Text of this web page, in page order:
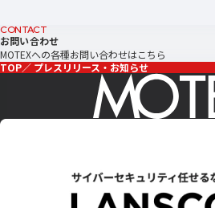
CONTACT
お問い合わせ
MOTEXへの各種お問い合わせはこちら
TOP
プレスリリース・お知らせ